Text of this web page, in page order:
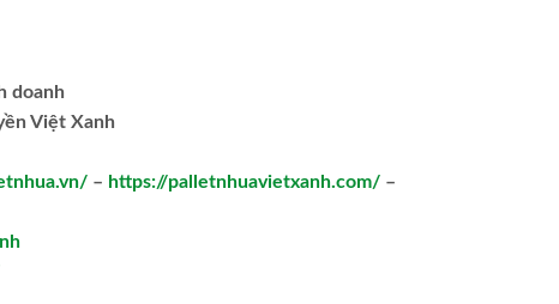
doanh
Việt Xanh
– https://palletnhuavietxanh.com/ –